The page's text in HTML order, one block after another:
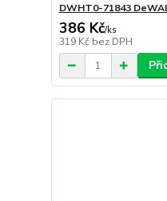
DWHT0-71843
386 Kč/ks
319 Kč bez DPH